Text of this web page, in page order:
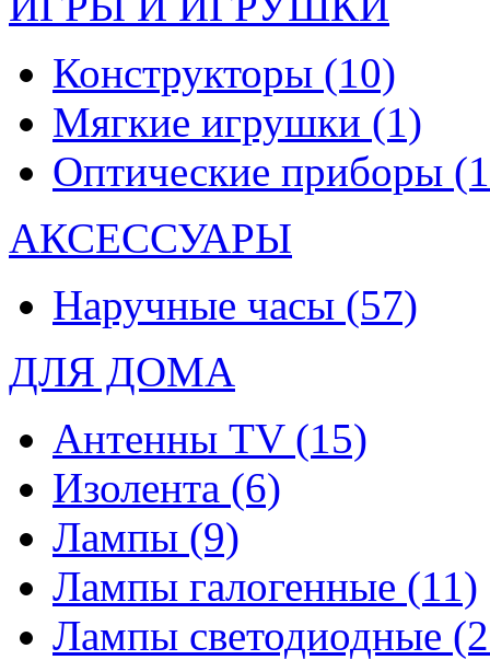
Конструкторы (10)
Мягкие игрушки (1)
Оптические приборы
АКСЕССУАРЫ
Наручные часы (57)
ДЛЯ ДОМА
Антенны TV (15)
Изолента (6)
Лампы (9)
Лампы галогенные (11)
Лампы светодиодные